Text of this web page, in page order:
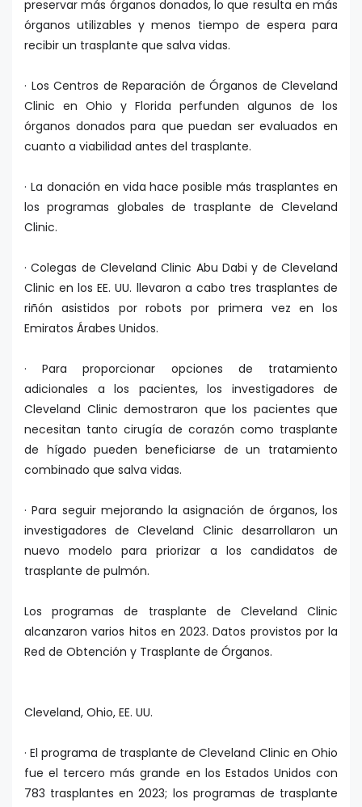
preservar más órganos donados, lo que resulta en más
órganos utilizables y menos tiempo de espera para
recibir un trasplante que salva vidas.
· Los Centros de Reparación de Órganos de Cleveland
Clinic en Ohio y Florida perfunden algunos de los
órganos donados para que puedan ser evaluados en
cuanto a viabilidad antes del trasplante.
· La donación en vida hace posible más trasplantes en
los programas globales de trasplante de Cleveland
Clinic.
· Colegas de Cleveland Clinic Abu Dabi y de Cleveland
Clinic en los EE. UU. llevaron a cabo tres trasplantes de
riñón asistidos por robots por primera vez en los
Emiratos Árabes Unidos.
· Para proporcionar opciones de tratamiento
adicionales a los pacientes, los investigadores de
Cleveland Clinic demostraron que los pacientes que
necesitan tanto cirugía de corazón como trasplante
de hígado pueden beneficiarse de un tratamiento
combinado que salva vidas.
· Para seguir mejorando la asignación de órganos, los
investigadores de Cleveland Clinic desarrollaron un
nuevo modelo para priorizar a los candidatos de
trasplante de pulmón.
Los programas de trasplante de Cleveland Clinic
alcanzaron varios hitos en 2023. Datos provistos por la
Red de Obtención y Trasplante de Órganos.
Cleveland, Ohio, EE. UU.
· El programa de trasplante de Cleveland Clinic en Ohio
fue el tercero más grande en los Estados Unidos con
783 trasplantes en 2023; los programas de trasplante